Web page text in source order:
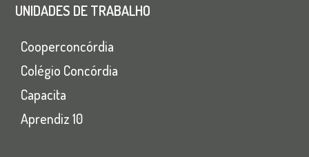
UNIDADES DE TRABALHO
Cooperconcórdia
Colégio Concórdia
Capacita
Aprendiz 10